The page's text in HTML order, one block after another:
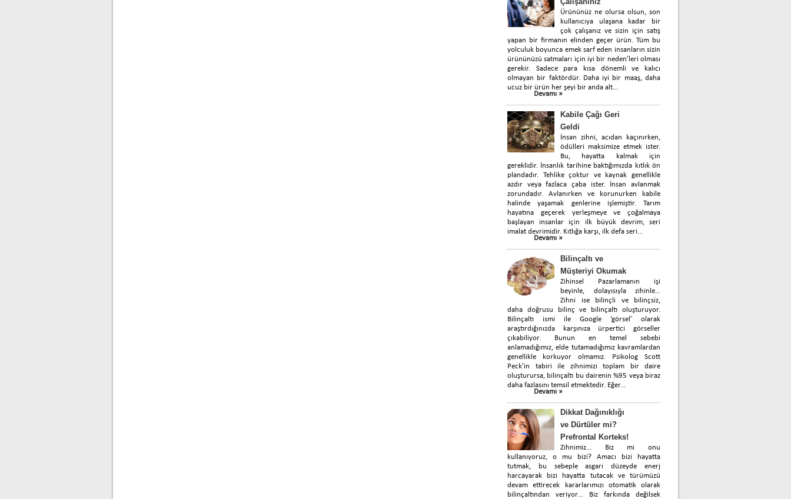
Ürününüz ne olursa olsun, son
kullanıcıya ulaşana kadar bir
çok çalışanız ve sizin için satış
yapan bir firmanın elinden geçer ürün. Tüm bu
yolculuk boyunca emek sarf eden insanların sizin
ürününüzü satmaları için iyi bir neden’leri olması
gerekir. Sadece para kısa dönemli ve kalıcı
olmayan bir faktördür. Daha iyi bir maaş, daha
ucuz bir ürün her şeyi bir anda alt...
Devamı »
Kabile Çağı Geri
Geldi
İnsan zihni, acıdan kaçınırken,
ödülleri maksimize etmek ister.
Bu, hayatta kalmak için
gereklidir. İnsanlık tarihine baktığımızda kıtlık ön
plandadır. Tehlike çoktur ve kaynak genellikle
azdır veya fazlaca çaba ister. İnsan avlanmak
zorundadır. Avlanırken ve korunurken kabile
halinde yaşamak genlerine işlemiştir. Tarım
hayatına geçerek yerleşmeye ve çoğalmaya
başlayan insanlar için ilk büyük devrim, seri
imalat devrimidir. Kıtlığa karşı, ilk defa seri...
Devamı »
Bilinçaltı ve
Müşteriyi Okumak
Zihinsel Pazarlamanın işi
beyinle, dolayısıyla zihinle…
Zihni ise bilinçli ve bilinçsiz,
daha doğrusu bilinç ve bilinçaltı oluşturuyor.
Bilinçaltı ismi ile Google ‘görsel’ olarak
araştırdığınızda karşınıza ürpertici görseller
çıkabiliyor. Bunun en temel sebebi
anlamadığımız, elde tutamadığımız kavramlardan
genellikle korkuyor olmamız. Psikolog Scott
Peck’in tabiri ile zihnimizi toplam bir daire
oluşturursa, bilinçaltı bu dairenin %95 veya biraz
daha fazlasını temsil etmektedir. Eğer...
Devamı »
Dikkat Dağınıklığı
ve Dürtüler mi?
Prefrontal Korteks!
Zihnimiz… Biz mi onu
kullanıyoruz, o mu bizi? Amacı bizi hayatta
tutmak, bu sebeple asgari düzeyde enerj
harcayarak bizi hayatta tutacak ve türümüzü
devam ettirecek kararlarımızı otomatik olarak
bilinçaltından veriyor… Biz farkında değilsek